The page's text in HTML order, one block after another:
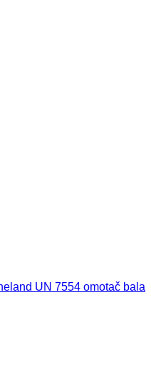
UN 7554 omotač bala